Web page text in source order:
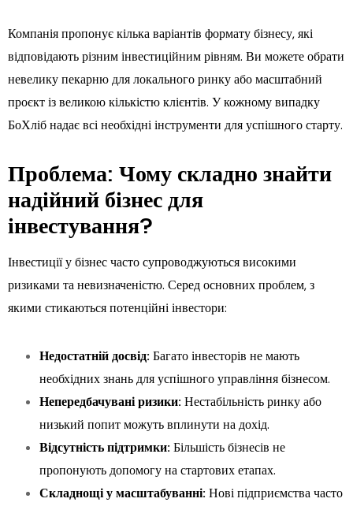
Компанія пропонує кілька варіантів формату бізнесу, які
відповідають різним інвестиційним рівням. Ви можете обрати
невелику пекарню для локального ринку або масштабний
проєкт із великою кількістю клієнтів. У кожному випадку
БоХліб надає всі необхідні інструменти для успішного старту.
Проблема: Чому складно знайти
надійний бізнес для
інвестування?
Інвестиції у бізнес часто супроводжуються високими
ризиками та невизначеністю. Серед основних проблем, з
якими стикаються потенційні інвестори:
Недостатній досвід: Багато інвесторів не мають
необхідних знань для успішного управління бізнесом.
Непередбачувані ризики: Нестабільність ринку або
низький попит можуть вплинути на дохід.
Відсутність підтримки: Більшість бізнесів не
пропонують допомогу на стартових етапах.
Складнощі у масштабуванні: Нові підприємства часто